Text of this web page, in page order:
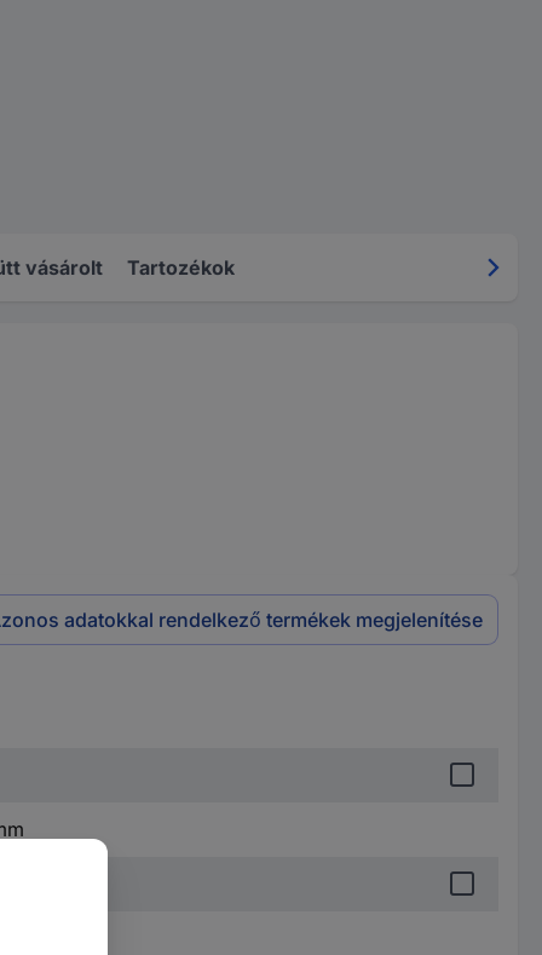
vásárolt Tartozékok
adatokkal rendelkező termékek megjelenítése